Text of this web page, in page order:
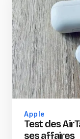
Apple
Test des
ses affaires